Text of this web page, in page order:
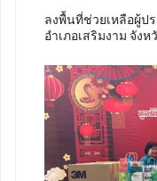
ลงพื้นที่ช่วยเหลือผู้ป
อำเภอเสริมงาม จังห